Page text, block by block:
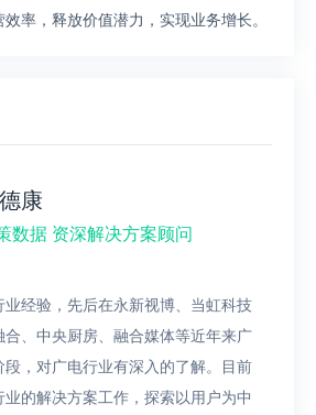
率，释放价值潜力，实现业务增长。
康
数据 资深解决方案顾问
经验，先后在永新视博、当虹科技
、中央厨房、融合媒体等近年来广
，对广电行业有深入的了解。目前
的解决方案工作，探索以用户为中